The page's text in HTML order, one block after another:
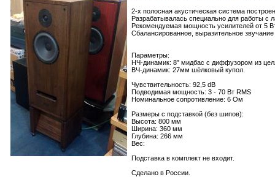
2-х полосная акустическая система
Разрабатывалась специально для работы
Рекомендуемая мощность усилителей от 5
Сбалансированное, выразительное
Параметры:
НЧ-динамик: 8” мидбас с диффузором из
ВЧ-динамик: 27мм шёлковый купол.
Чувствительность: 92,5 dB
Подводимая мощность: 3 - 70 Вт RMS
Номинальное сопротивление: 6 Ом
Размеры с подставкой (без шипов):
Высота: 800 мм
Ширина: 360 мм
Глубина: 266 мм
Вес:
Подставка в комплект не входит.
Сделано в России.